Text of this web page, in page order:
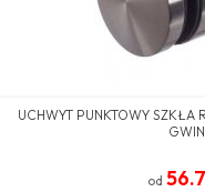
UCHWYT PUNKTOWY SZKŁA
od